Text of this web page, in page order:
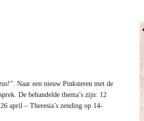
Naar een nieuw Pinksteren met de
De behandelde thema’s zijn: 12
april – Theresia’s zending op 14-